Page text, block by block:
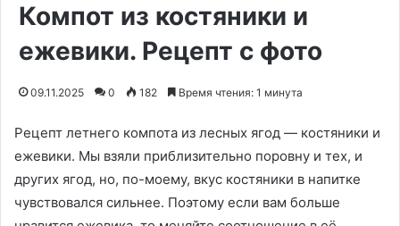
Компот из костяники и
ежевики. Рецепт с фото
09.11.2025 0 182 Время чтения: 1 минута
Рецепт летнего компота из лесных ягод — костяники и
ежевики. Мы взяли приблизительно поровну и тех, и
других ягод, но, по-моему, вкус костяники в напитке
чувствовался сильнее. Поэтому если вам больше